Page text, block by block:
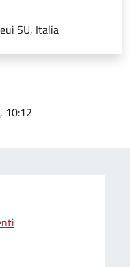
SU, Italia
10:12